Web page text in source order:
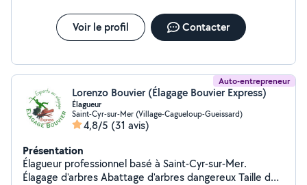
Voir le profil Contacter
Auto-entrepreneur
Lorenzo Bouvier (Élagage Bouvier Express)
Élagueur
Saint-Cyr-sur-Mer (Village-Cagueloup-Gueissard)
4,8/5 (31 avis)
Présentation
Élagueur professionnel basé à Saint-Cyr-sur-Mer.
Élagage d'arbres Abattage d'arbres dangereux Taille de